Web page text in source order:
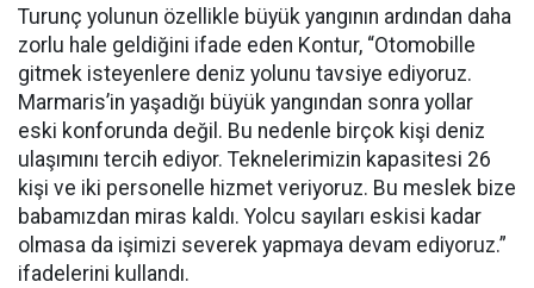
Turunç yolunun özellikle büyük yangının ardından daha
zorlu hale geldiğini ifade eden Kontur, “Otomobille
gitmek isteyenlere deniz yolunu tavsiye ediyoruz.
Marmaris’in yaşadığı büyük yangından sonra yollar
eski konforunda değil. Bu nedenle birçok kişi deniz
ulaşımını tercih ediyor. Teknelerimizin kapasitesi 26
kişi ve iki personelle hizmet veriyoruz. Bu meslek bize
babamızdan miras kaldı. Yolcu sayıları eskisi kadar
olmasa da işimizi severek yapmaya devam ediyoruz.”
ifadelerini kullandı.